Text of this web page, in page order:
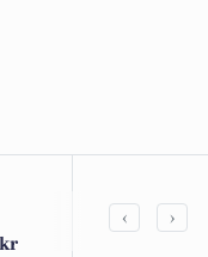
Spier PS
‹ ›